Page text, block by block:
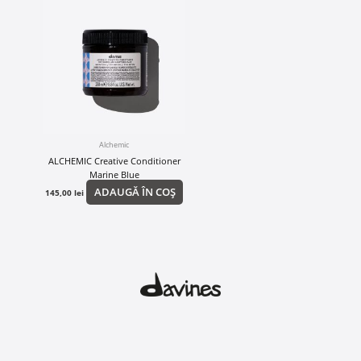
Alchemic
ALCHEMIC Creative Conditioner
Marine Blue
145,00lei ADAUGĂ ÎN COȘ